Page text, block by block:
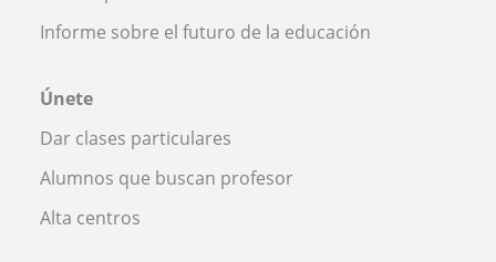
Informe sobre el futuro de la educación
Únete
Dar clases particulares
Alumnos que buscan profesor
Alta centros